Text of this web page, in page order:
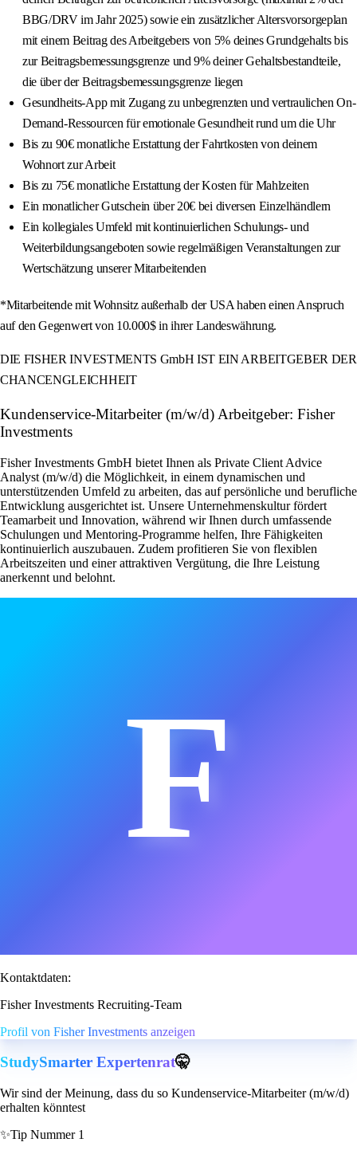
BBG/DRV im Jahr 2025) sowie ein zusätzlicher Altersvorsorgeplan
mit einem Beitrag des Arbeitgebers von 5% deines Grundgehalts bis
zur Beitragsbemessungsgrenze und 9% deiner Gehaltsbestandteile,
die über der Beitragsbemessungsgrenze liegen
Gesundheits-App mit Zugang zu unbegrenzten und vertraulichen On-
Demand-Ressourcen für emotionale Gesundheit rund um die Uhr
Bis zu 90€ monatliche Erstattung der Fahrtkosten von deinem
Wohnort zur Arbeit
Bis zu 75€ monatliche Erstattung der Kosten für Mahlzeiten
Ein monatlicher Gutschein über 20€ bei diversen Einzelhändlern
Ein kollegiales Umfeld mit kontinuierlichen Schulungs- und
Weiterbildungsangeboten sowie regelmäßigen Veranstaltungen zur
Wertschätzung unserer Mitarbeitenden
*Mitarbeitende mit Wohnsitz außerhalb der USA haben einen Anspruch
auf den Gegenwert von 10.000$ in ihrer Landeswährung.
DIE FISHER INVESTMENTS GmbH IST EIN ARBEITGEBER DER
CHANCENGLEICHHEIT
Kundenservice-Mitarbeiter (m/w/d) Arbeitgeber: Fisher
Investments
Fisher Investments GmbH bietet Ihnen als Private Client Advice
Analyst (m/w/d) die Möglichkeit, in einem dynamischen und
unterstützenden Umfeld zu arbeiten, das auf persönliche und berufliche
Entwicklung ausgerichtet ist. Unsere Unternehmenskultur fördert
Teamarbeit und Innovation, während wir Ihnen durch umfassende
Schulungen und Mentoring-Programme helfen, Ihre Fähigkeiten
kontinuierlich auszubauen. Zudem profitieren Sie von flexiblen
Arbeitszeiten und einer attraktiven Vergütung, die Ihre Leistung
anerkennt und belohnt.
F
Kontaktdaten:
Fisher Investments Recruiting-Team
Profil von Fisher Investments anzeigen
StudySmarter Expertenrat🤫
Wir sind der Meinung, dass du so Kundenservice-Mitarbeiter (m/w/d)
erhalten könntest
✨Tip Nummer 1